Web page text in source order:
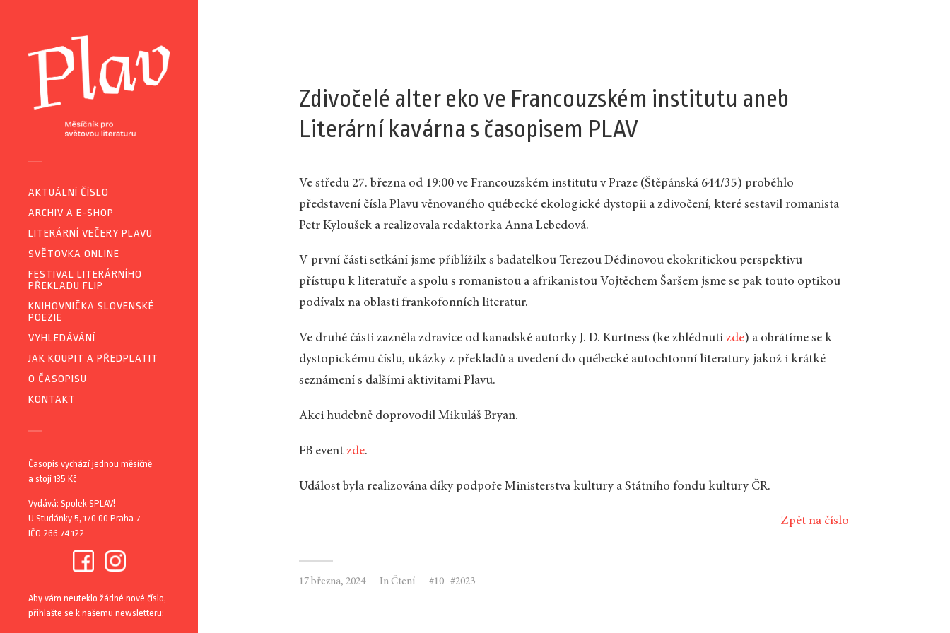
AKTUÁLNÍ ČÍSLO
ARCHIV A E-SHOP
LITERÁRNÍ VEČERY PLAVU
SVĚTOVKA ONLINE
FESTIVAL LITERÁRNÍHO
PŘEKLADU FLIP
KNIHOVNIČKA SLOVENSKÉ
POEZIE
VYHLEDÁVÁNÍ
JAK KOUPIT A PŘEDPLATIT
O ČASOPISU
KONTAKT
Časopis vychází jednou měsíčně
a stojí 135 Kč
Vydává: Spolek SPLAV!
U Studánky 5, 170 00 Praha 7
IČO 266 74 122
Aby vám neuteklo žádné nové číslo,
přihlašte se k našemu newsletteru:
Zdivočelé alter eko ve Francouzském institutu aneb
Literární kavárna s časopisem PLAV
Ve středu 27. března od 19:00 ve Francouzském institutu v Praze (Štěpánská 644/35) proběhlo
představení čísla Plavu věnovaného québecké ekologické dystopii a zdivočení, které sestavil romanista
Petr Kyloušek a realizovala redaktorka Anna Lebedová.
V první části setkání jsme přiblížilx s badatelkou Terezou Dědinovou ekokritickou perspektivu
přístupu k literatuře a spolu s romanistou a afrikanistou Vojtěchem Šaršem jsme se pak touto optikou
podívalx na oblasti frankofonních literatur.
Ve druhé části zazněla zdravice od kanadské autorky J. D. Kurtness (ke zhlédnutízde) a obrátíme se k
dystopickému číslu, ukázky z překladů a uvedení do québecké autochtonní literatury jakož i krátké
seznámení s dalšími aktivitami Plavu.
Akci hudebně doprovodil Mikuláš Bryan.
FB eventzde.
Událost byla realizována díky podpoře Ministerstva kultury a Státního fondu kultury ČR.
Zpět na číslo
17 března, 2024 InČtení 10 2023